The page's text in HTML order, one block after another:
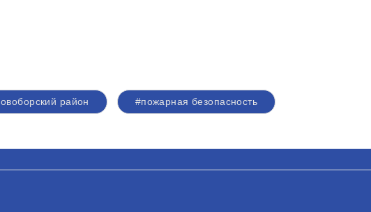
район #пожарная безопасность